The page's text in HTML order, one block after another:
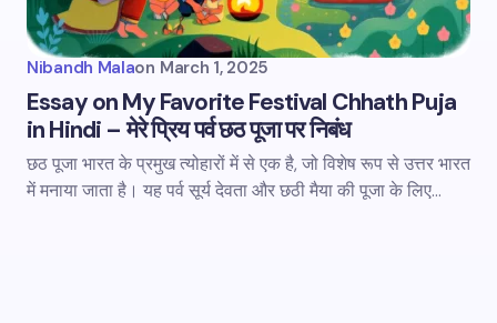
Nibandh Malaon March 1, 2025
Essay on My Favorite Festival Chhath Puja
in Hindi – मेरे प्रिय पर्व छठ पूजा पर निबंध
छठ पूजा भारत के प्रमुख त्योहारों में से एक है, जो विशेष रूप से उत्तर भारत
में मनाया जाता है। यह पर्व सूर्य देवता और छठी मैया की पूजा के लिए…